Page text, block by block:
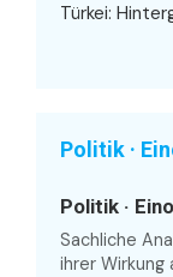
Türkei:
Politik ·
Politik ·
Sachliche
ihrer